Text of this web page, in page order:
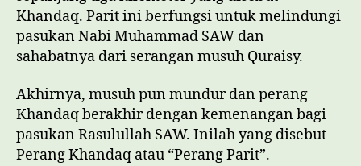
Khandaq. Parit ini berfungsi untuk melindungi
pasukan Nabi Muhammad SAW dan
sahabatnya dari serangan musuh Quraisy.
Akhirnya, musuh pun mundur dan perang
Khandaq berakhir dengan kemenangan bagi
pasukan Rasulullah SAW. Inilah yang disebut
Perang Khandaq atau “Perang Parit”.